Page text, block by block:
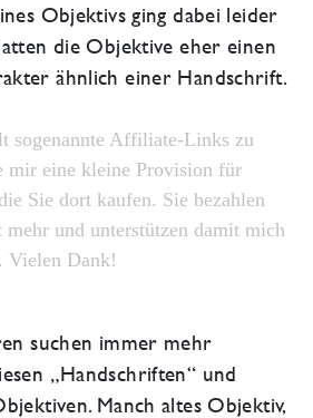
Objektivs ging dabei leider
die Objektive eher einen
ähnlich einer Handschrift.
sogenannte Affiliate-Links zu
mir eine kleine Provision für
Sie dort kaufen. Sie bezahlen
mehr und unterstützen damit mich
Vielen Dank!
suchen immer mehr
„Handschriften“ und
Manch altes Objektiv,